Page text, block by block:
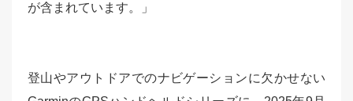
が含まれています。」
登山やアウトドアでのナビゲーションに欠かせない